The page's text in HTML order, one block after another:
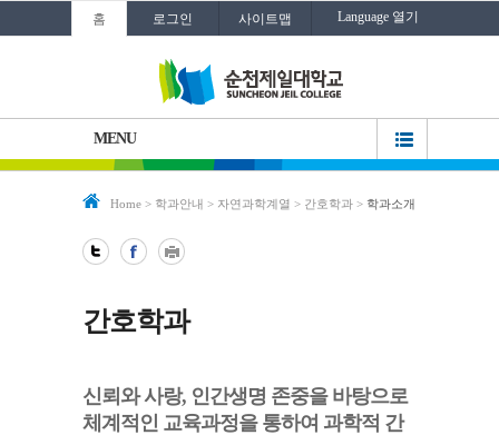
홈 로그인 사이트맵 Language 열기
MENU
Home > 학과안내 > 자연과학계열 > 간호학과 > 학과소개
간호학과
신뢰와 사랑, 인간생명 존중을 바탕으로
체계적인 교육과정을 통하여 과학적 간